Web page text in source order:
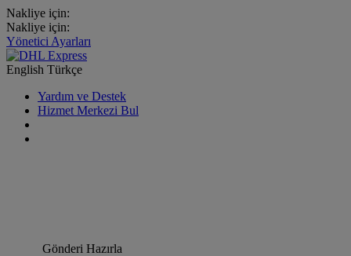
Nakliye için:
Nakliye için:
Yönetici Ayarları
English Türkçe
Yardım ve Destek
Hizmet Merkezi Bul
Gönderi Hazırla